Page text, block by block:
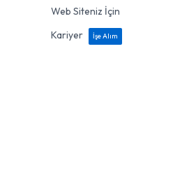
Web Siteniz İçin
Kariyer
İşe Alım